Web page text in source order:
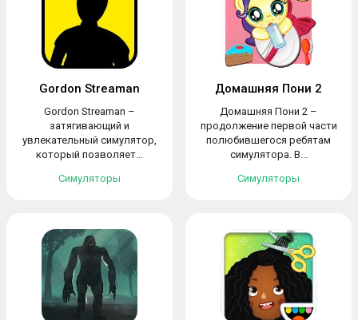
Gordon Streaman
Gordon Streaman –
затягивающий и
увлекательный симулятор,
который позволяет...
Симуляторы
Домашняя Пони 2
Домашняя Пони 2 –
продолжение первой части
полюбившегося ребятам
симулятора. В...
Симуляторы